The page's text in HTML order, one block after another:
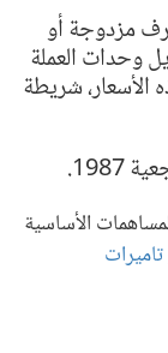
مزدوجة أو
وحدات العملة
الأسعار، شريطة
الأساسية
تاميرات